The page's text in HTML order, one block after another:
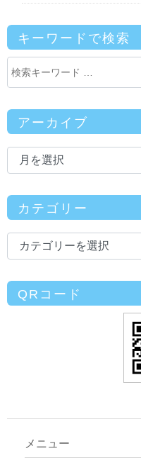
キーワードで検索
アーカイブ
カテゴリー
QRコード
メニュー